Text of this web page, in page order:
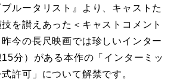
ルータリスト』より、キャストた
を讃えあった＜キャストコメント
今の長尺映画では珍しいインター
分）がある本作の「インターミッ
許可」について解禁です。